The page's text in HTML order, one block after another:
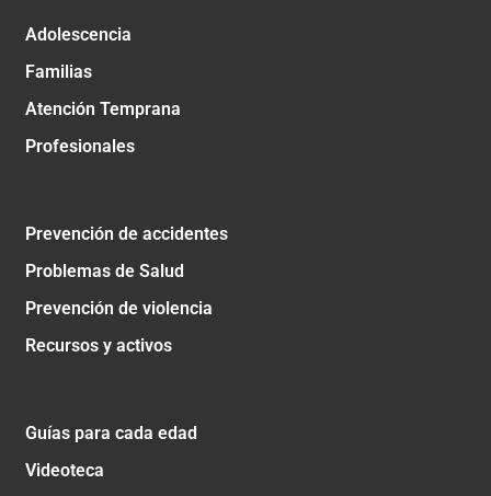
Adolescencia
Familias
Atención Temprana
Profesionales
Prevención de accidentes
Problemas de Salud
Prevención de violencia
Recursos y activos
Guías para cada edad
Videoteca